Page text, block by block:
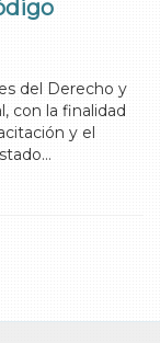
del Derecho y
con la finalidad
y el